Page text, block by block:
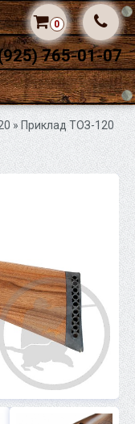
765-01-07
0
» Приклад ТОЗ-120